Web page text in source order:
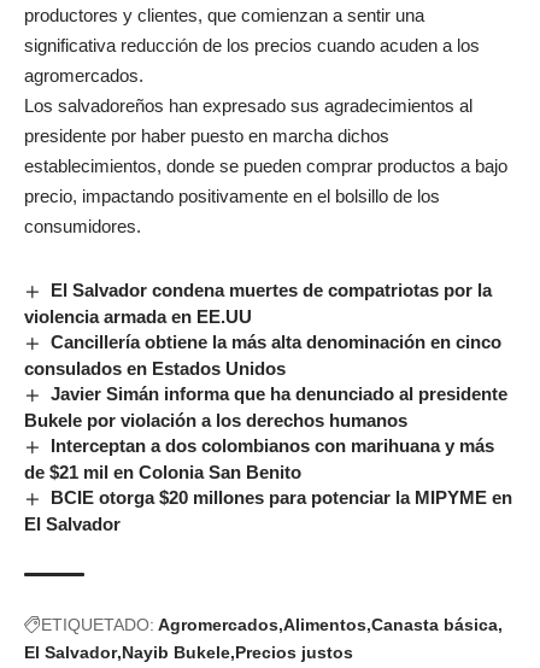
productores y clientes, que comienzan a sentir una
significativa reducción de los precios cuando acuden a los
agromercados.
Los salvadoreños han expresado sus agradecimientos al
presidente por haber puesto en marcha dichos
establecimientos, donde se pueden comprar productos a bajo
precio, impactando positivamente en el bolsillo de los
consumidores.
El Salvador condena muertes de compatriotas por la
violencia armada en EE.UU
Cancillería obtiene la más alta denominación en cinco
consulados en Estados Unidos
Javier Simán informa que ha denunciado al presidente
Bukele por violación a los derechos humanos
Interceptan a dos colombianos con marihuana y más
de $21 mil en Colonia San Benito
BCIE otorga $20 millones para potenciar la MIPYME en
El Salvador
ETIQUETADO: Agromercados Alimentos Canasta básica
El Salvador Nayib Bukele Precios justos